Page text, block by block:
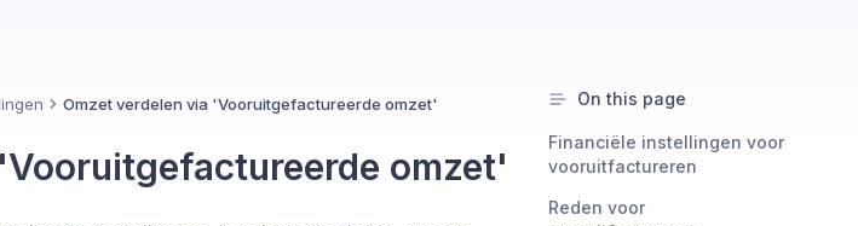
Omzet verdelen via 'Vooruitgefactureerde omzet'
omzet'
On this page
Financiële instellingen voor
vooruitfactureren
Reden voor